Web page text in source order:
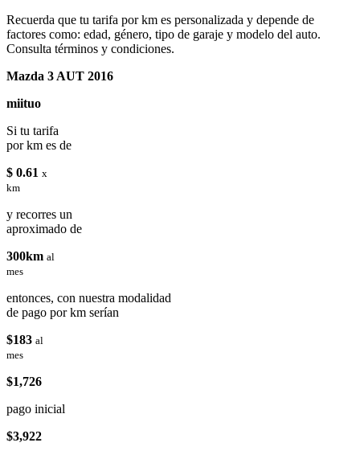
Recuerda que tu tarifa por km es personalizada y depende de
factores como: edad, género, tipo de garaje y modelo del auto.
Consulta términos y condiciones.
Mazda 3 AUT 2016
miituo
Si tu tarifa
por km es de
$ 0.61 x
km
y recorres un
aproximado de
300km al
mes
entonces, con nuestra modalidad
de pago por km serían
$183 al
mes
$1,726
pago inicial
$3,922